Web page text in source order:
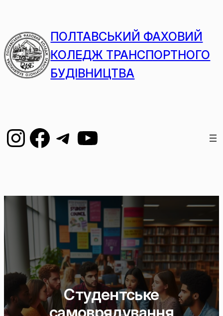
ПОЛТАВСЬКИЙ ФАХОВИЙ
КОЛЕДЖ ТРАНСПОРТНОГО
БУДІВНИЦТВА
Студентське